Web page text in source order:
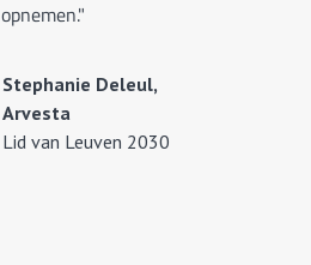
opnemen."
Stephanie Deleul,
Arvesta
Lid van Leuven 2030